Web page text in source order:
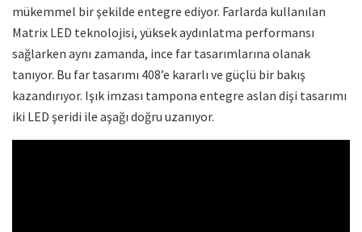
mükemmel bir şekilde entegre ediyor. Farlarda kullanılan
Matrix LED teknolojisi, yüksek aydınlatma performansı
sağlarken aynı zamanda, ince far tasarımlarına olanak
tanıyor. Bu far tasarımı 408’e kararlı ve güçlü bir bakış
kazandırıyor. Işık imzası tampona entegre aslan dişi tasarımı
iki LED şeridi ile aşağı doğru uzanıyor.